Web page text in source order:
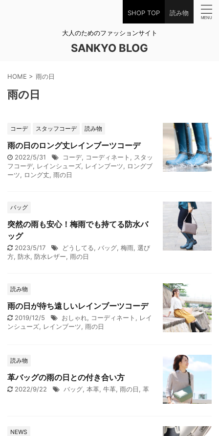
SHOP TOP 読み物
大人のためのファッションサイト
SANKYO BLOG
HOME > 雨の日
雨の日
コーデ スタッフコーデ 読み物
雨の日のロング丈レインブーツコーデ
2022/5/31 コーデ, コーディネート , スタッ
フコーデ, レインシューズ, レインブーツ, ロングブ
ーツ, ロング丈, 雨の日
バッグ
突然の雨も安心！梅雨でも持てる防水バ
ッグ
2023/5/17 どうしてる, バッグ, 梅雨, 選び
方, 防水, 防水レザー, 雨の日
読み物
雨の日が待ち遠しいレインブーツコーデ
2019/12/5 おしゃれ, コーディネート , レイ
ンシューズ, レインブーツ, 雨の日
読み物
革バッグの雨の日との付き合い方
2022/9/22 バッグ, 本革, 牛革, 雨の日, 革
NEWS